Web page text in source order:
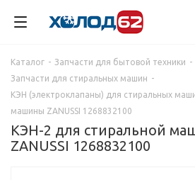
Каталог - Запчасти для бытовой техники -
Запчасти для стиральных машин -
КЭН (электроклапаны) для стиральных
машины ZANUSSI 1268832100
КЭН-2 для стиральной
ZANUSSI 1268832100